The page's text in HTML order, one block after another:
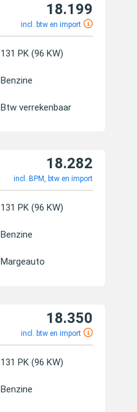
18.199
incl. btw en import
131 PK (96 KW)
Benzine
Btw verrekenbaar
18.282
incl. BPM, btw en import
131 PK (96 KW)
Benzine
Margeauto
18.350
incl. btw en import
131 PK (96 KW)
Benzine